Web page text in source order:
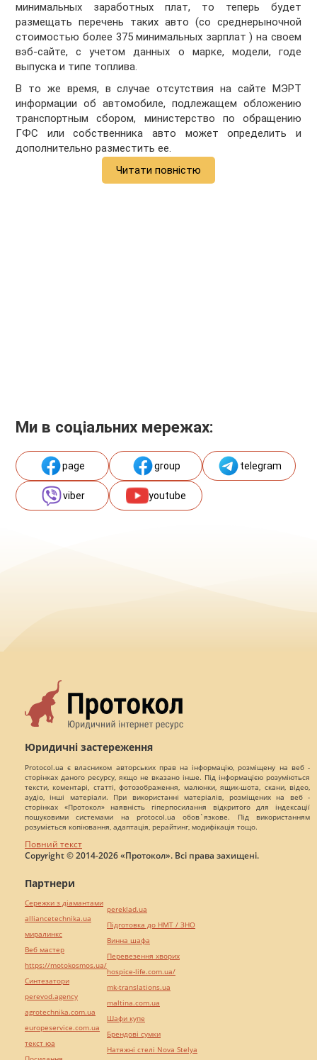
минимальных заработных плат, то теперь будет
размещать перечень таких авто (со среднерыночной
стоимостью более 375 минимальных зарплат ) на своем
вэб-сайте, с учетом данных о марке, модели, годе
выпуска и типе топлива.
В то же время, в случае отсутствия на сайте МЭРТ
информации об автомобиле, подлежащем обложению
транспортным сбором, министерство по обращению
ГФС или собственника авто может определить и
дополнительно разместить ее.
Читати повністю
Ми в соціальних мережах:
page group telegram
viber youtube
Юридичні застереження
Protocol.ua є власником авторських прав на інформацію, розміщену на веб -
сторінках даного ресурсу, якщо не вказано інше. Під інформацією розуміються
тексти, коментарі, статті, фотозображення, малюнки, ящик-шота, скани, відео,
аудіо, інші матеріали. При використанні матеріалів, розміщених на веб -
сторінках «Протокол» наявність гіперпосилання відкритого для індексації
пошуковими системами на protocol.ua обов`язкове. Під використанням
розуміється копіювання, адаптація, рерайтинг, модифікація тощо.
Повний текст
Copyright © 2014-2026 «Протокол». Всі права захищені.
Партнери
Сережки з діамантами
alliancetechnika.ua
миралинкс
Веб мастер
https://motokosmos.ua/
Синтезатори
perevod.agency
agrotechnika.com.ua
europeservice.com.ua
текст юа
pereklad.ua
Підготовка до НМТ / ЗНО
Винна шафа
Перевезення хворих
hospice-life.com.ua/
mk-translations.ua
maltina.com.ua
Шафи купе
Брендові сумки
Натяжні стелі Nova Stelya